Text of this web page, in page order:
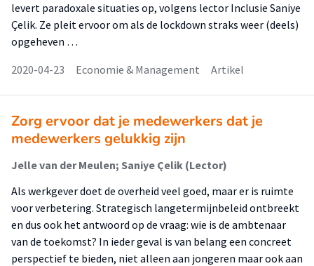
levert paradoxale situaties op, volgens lector Inclusie Saniye
Çelik. Ze pleit ervoor om als de lockdown straks weer (deels)
opgeheven …
2020-04-23
Economie & Management Artikel
Zorg ervoor dat je medewerkers dat je
medewerkers gelukkig zijn
Jelle van der Meulen; Saniye Çelik (Lector)
Als werkgever doet de overheid veel goed, maar er is ruimte
voor verbetering. Strategisch langetermijnbeleid ontbreekt
en dus ook het antwoord op de vraag: wie is de ambtenaar
van de toekomst? In ieder geval is van belang een concreet
perspectief te bieden, niet alleen aan jongeren maar ook aan